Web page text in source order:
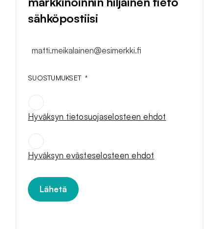
sähköpostiisi
SUOSTUMUKSET *
Hyväksyn tietosuojaselosteen ehdot
SUOSTUMUKSET
Hyväksyn evästeselosteen ehdot